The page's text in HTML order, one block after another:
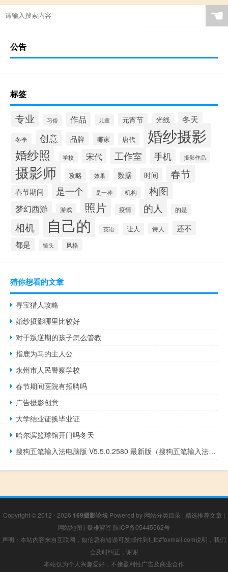
☚
公告
标签
专业 习俗 作品 儿童 元宵节 光线 冬天
冬季 创意 品牌 哪家 唐代 婚纱摄影
婚纱照 学校 宋代 工作室 手机 摄影作品
摄影师 攻略 效果 数据 时间 春节
春节期间 是一个 是一种 机构 构图
梦幻西游 游戏 照片 疫情 的人 的是
相机 自己的 英语 让人 诗人
还不
都是
镜头 风格
猜你想看的文章
寻宝猎人攻略
婚纱摄影哪里比较好
对于叛逆期的孩子怎么管教
指鹿为马的主人公
永州市人民警察学校
春节期间医院有招聘吗
广告摄影创意
大学结业证换毕业证
哈尔滨篮球馆开门吗冬天
搜狗五笔输入法电脑版 V5.5.0.2580 最新版（搜狗五笔输入法电脑版 V5.5.0.2580 最新版功能简介）
Copyright © 2012 - 2026 169摄影论坛 Powered by 网站分类目录 | 精选推荐文章 |
网站地图 | 疑难解答 陕ICP备05445562号
声明：本站内容来自互联网，如信息有错误可发邮件到f_fb#foxmail.com说明，我们
会及时纠正，谢谢
本站仅为个人兴趣爱好，不接盈利性广告及商业合作